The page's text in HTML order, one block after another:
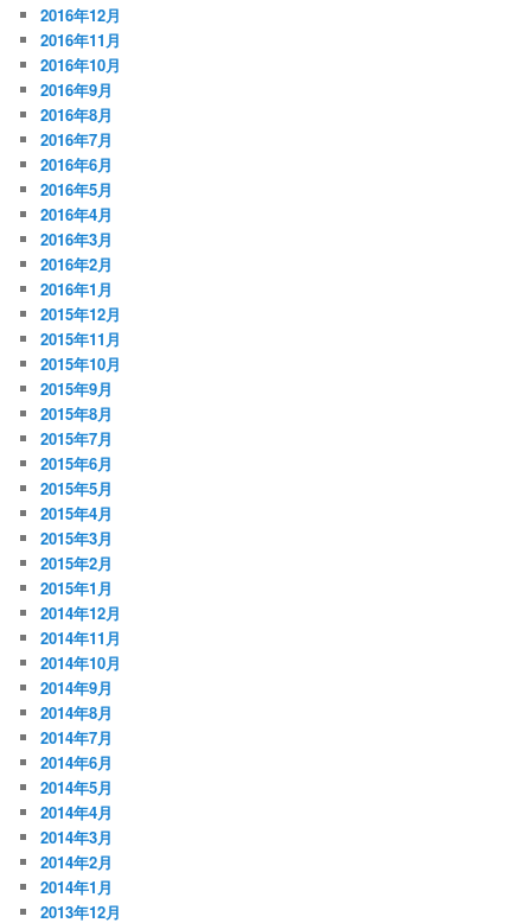
2016年12月
2016年11月
2016年10月
2016年9月
2016年8月
2016年7月
2016年6月
2016年5月
2016年4月
2016年3月
2016年2月
2016年1月
2015年12月
2015年11月
2015年10月
2015年9月
2015年8月
2015年7月
2015年6月
2015年5月
2015年4月
2015年3月
2015年2月
2015年1月
2014年12月
2014年11月
2014年10月
2014年9月
2014年8月
2014年7月
2014年6月
2014年5月
2014年4月
2014年3月
2014年2月
2014年1月
2013年12月